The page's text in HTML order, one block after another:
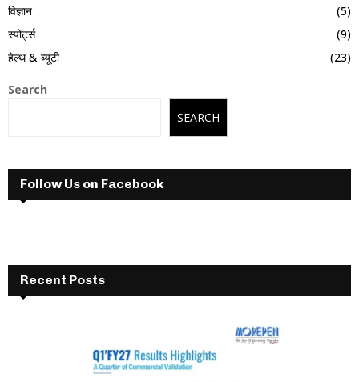
विज्ञान
(5)
स्पोर्ट्स
(9)
हेल्थ & ब्यूटी
(23)
Search
SEARCH
Follow Us on Facebook
Recent Posts